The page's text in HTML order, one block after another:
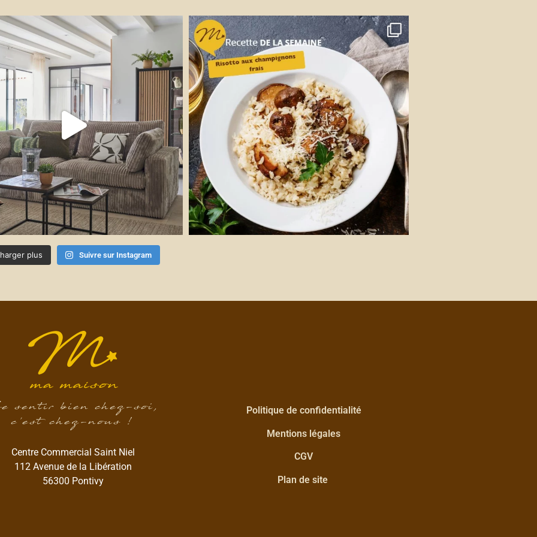
plus Suivre sur Instagram
sentir bien chez-soi,
c’est chez-nous !
Centre Commercial Saint Niel
112 Avenue de la Libération
56300 Pontivy
Politique de confidentialité
Mentions légales
CGV
Plan de site